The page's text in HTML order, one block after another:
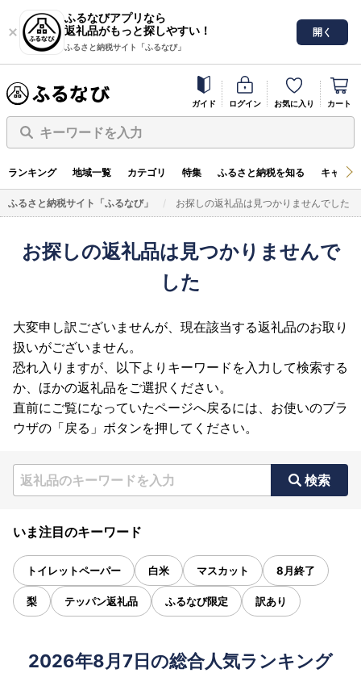
ふるなびアプリなら
返礼品がもっと探しやすい！
ふるさと納税サイト「ふるなび」
開く
ガイド ログイン お気に入り カート
キーワードを入力
ランキング 地域一覧 カテゴリ 特集 ふるさと納税を知る キャン
ふるさと納税サイト「ふるなび」 お探しの返礼品は見つかりませんでした
お探しの返礼品は見つかりませんで
した
大変申し訳ございませんが、現在該当する返礼品のお取り
扱いがございません。
恐れ入りますが、以下よりキーワードを入力して検索する
か、ほかの返礼品をご選択ください。
直前にご覧になっていたページへ戻るには、お使いのブラ
ウザの「戻る」ボタンを押してください。
検索
いま注目のキーワード
トイレットペーパー 白米 マスカット 8月終了
梨 テッパン返礼品 ふるなび限定 訳あり
2026年8月7日の総合人気ランキング